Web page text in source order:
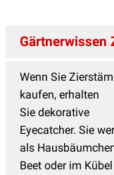
Gärtnerwissen
Wenn Sie
kaufen, erhalten
Sie dekorative
Eyecatcher. Sie
als
Beet oder im Kübel